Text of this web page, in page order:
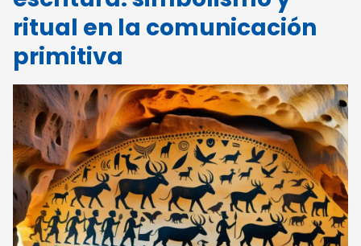
ritual en la comunicación
primitiva